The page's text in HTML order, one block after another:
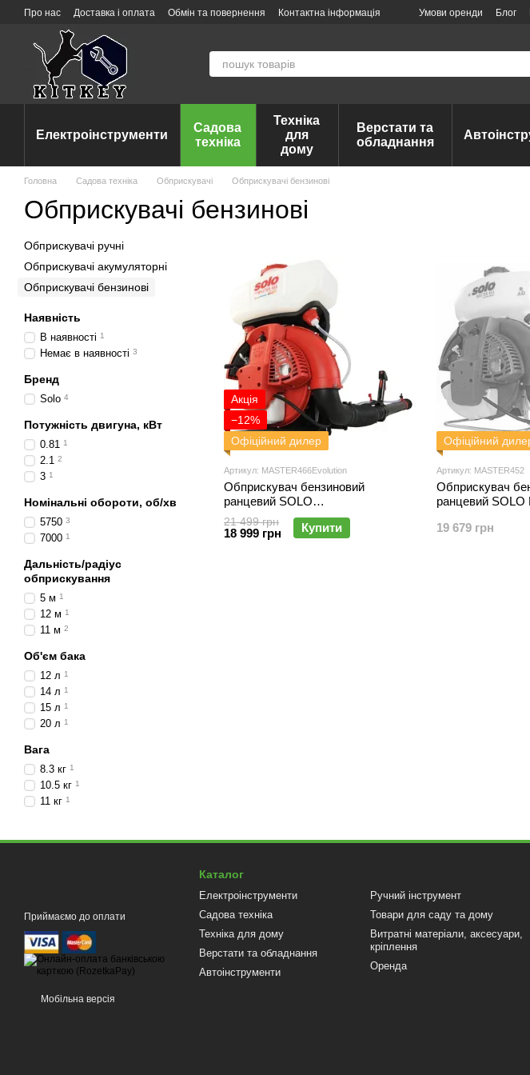
Перейти до основного контенту
Про нас Доставка і оплата Обмін та повернення Контактна інформація Умови оренди Блог
Електроінструменти
Садова
техніка
Техніка
для
дому
Верстати та
обладнання
Головна Садова техніка Обприскувачі Обприскувачі бензинові
Обприскувачі бензинові
Акція
−12%
Офіційний дилер
Артикул: MASTER466Evolution
Обприскувач бензиновий
ранцевий SOLO
MASTER466Evolution
21 499 грн
18 999 грн Купити
Офіційний
Артикул: MASTER452
Обприскувач
ранцевий SOLO
19 679 грн
Обприскувачі ручні
Обприскувачі акумуляторні
Обприскувачі бензинові
Наявність
В наявності 1
Немає в наявності 3
Бренд
Solo 4
Потужність двигуна, кВт
0.81 1
2.1 2
3 1
Номінальні обороти, об/хв
5750 3
7000 1
Дальність/радіус
обприскування
5 м 1
12 м 1
11 м 2
Об'єм бака
12 л 1
14 л 1
15 л 1
20 л 1
Вага
8.3 кг 1
10.5 кг 1
11 кг 1
Приймаємо до оплати
Мобільна версія
Каталог
Електроінструменти
Садова техніка
Техніка для дому
Верстати та обладнання
Автоінструменти
Ручний інструмент
Товари для саду та дому
Витратні матеріали, аксесуари,
кріплення
Оренда